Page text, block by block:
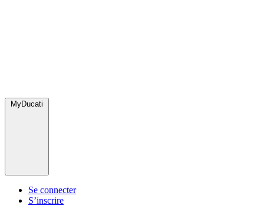
MyDucati
Se connecter
S’inscrire